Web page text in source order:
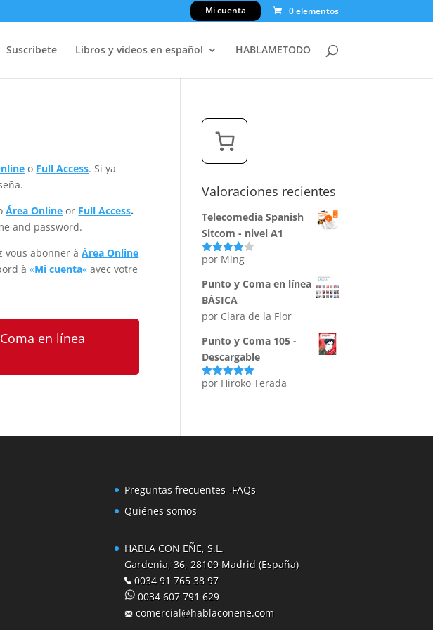
Mi cuenta 0 elementos
Suscríbete Libros y vídeos en español HABLAMETODO
o Full Access. Si ya
Área Online or Full Access.
and password.
vous abonner àÁrea Online
à«Mi cuenta« avec votre
en línea
Valoraciones recientes
Telecomedia Spanish
Sitcom - nivel A1
Valorado
5
por Ming
Punto y Coma en línea
BÁSICA
por Clara de la Flor
Punto y Coma 105 -
Descargable
Valorado
por Hiroko Terada
Preguntas frecuentes -FAQs
Quiénes somos
HABLA CON EÑE, S.L.
Gardenia, 36, 28109 Madrid (España)
0034 91 765 38 97
0034 607 791 629
comercial@hablaconene.com